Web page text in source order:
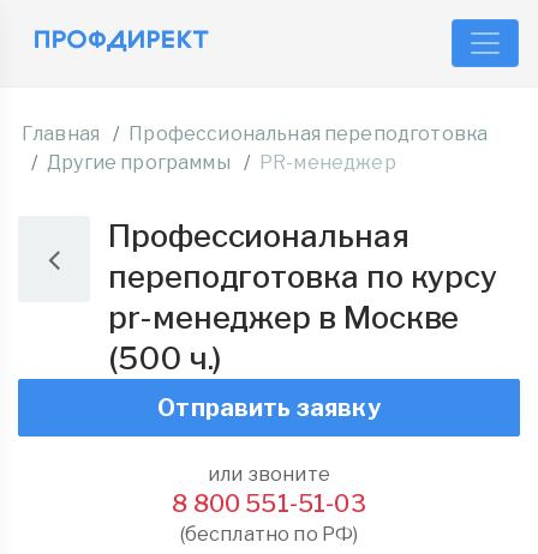
Главная
Профессиональная переподготовка
Другие программы
PR-менеджер
Профессиональная
переподготовка по курсу
pr-менеджер в Москве
(500 ч.)
Отправить заявку
или звоните
8 800 551-51-03
(бесплатно по РФ)